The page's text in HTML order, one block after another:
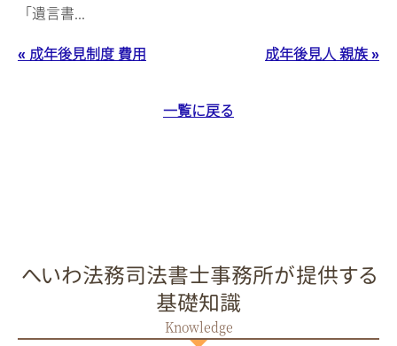
「遺言書...
« 成年後見制度 費用
成年後見人 親族 »
一覧に戻る
へいわ法務司法書士事務所が提供する
基礎知識